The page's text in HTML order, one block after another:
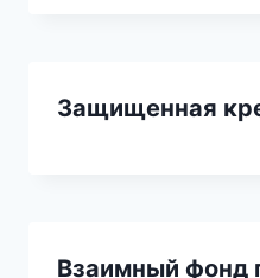
Защищенная
Взаимный фонд